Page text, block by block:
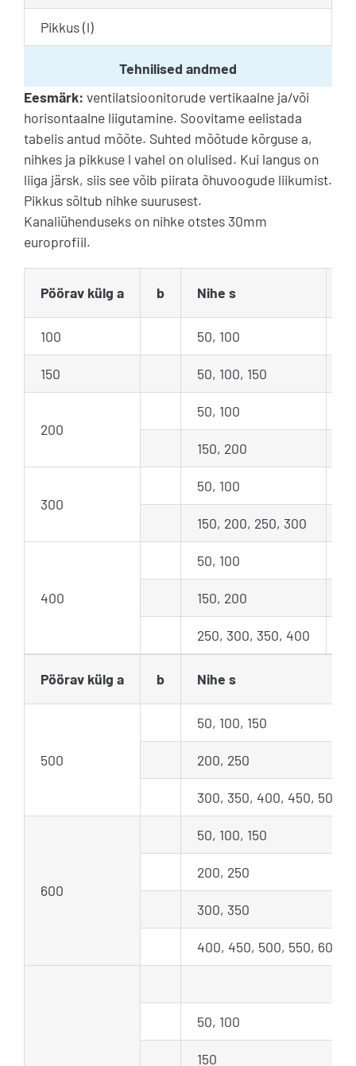
Pikkus (l)
Tehnilised andmed
Eesmärk: ventilatsioonitorude vertikaalne ja/või
horisontaalne liigutamine. Soovitame eelistada
tabelis antud mõõte. Suhted mõõtude kõrguse a,
nihkes ja pikkuse l vahel on olulised. Kui langus on
liiga järsk, siis see võib piirata õhuvoogude liikumist.
Pikkus sõltub nihke suurusest.
Kanaliühenduseks on nihke otstes 30mm
europrofiil.
Pöörav külg a b Nihe s
100 50, 100
150 50, 100, 150
200
50, 100
150, 200
300
50, 100
150, 200, 250, 300
400
50, 100
150, 200
250, 300, 350, 400
Pöörav külg a b Nihe s
500
50, 100, 150
200, 250
300, 350, 400, 450, 500
600
50, 100, 150
200, 250
300, 350
400, 450, 500, 550, 600
50, 100
150